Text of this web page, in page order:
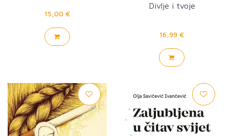
15,00 €
Divlje i tvoje
16,99 €